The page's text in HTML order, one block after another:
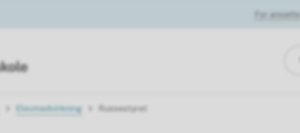
For ansatte
Elevmedvirkning Russestyret